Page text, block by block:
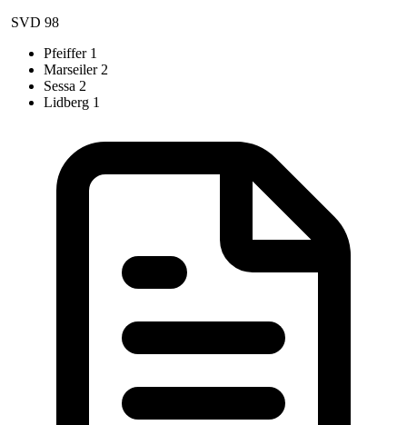
SVD 98
Pfeiffer 1
Marseiler 2
Sessa 2
Lidberg 1